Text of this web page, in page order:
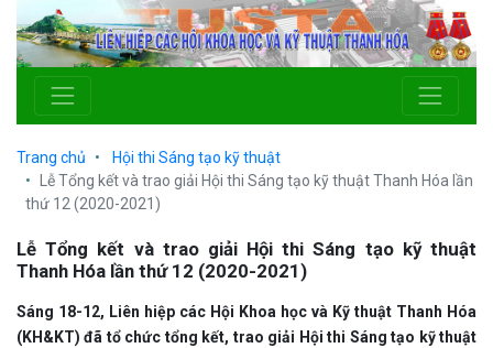
Trang chủ
Hội thi Sáng tạo kỹ thuật
Lễ Tổng kết và trao giải Hội thi Sáng tạo kỹ thuật Thanh Hóa lần
thứ 12 (2020-2021)
Lễ Tổng kết và trao giải Hội thi Sáng tạo kỹ thuật
Thanh Hóa lần thứ 12 (2020-2021)
Sáng 18-12, Liên hiệp các Hội Khoa học và Kỹ thuật Thanh Hóa
(KH&KT) đã tổ chức tổng kết, trao giải Hội thi Sáng tạo kỹ thuật